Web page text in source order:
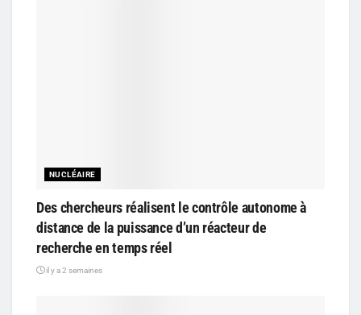
NUCLÉAIRE
Des chercheurs réalisent le contrôle autonome à
distance de la puissance d’un réacteur de
recherche en temps réel
il y a 2 semaines